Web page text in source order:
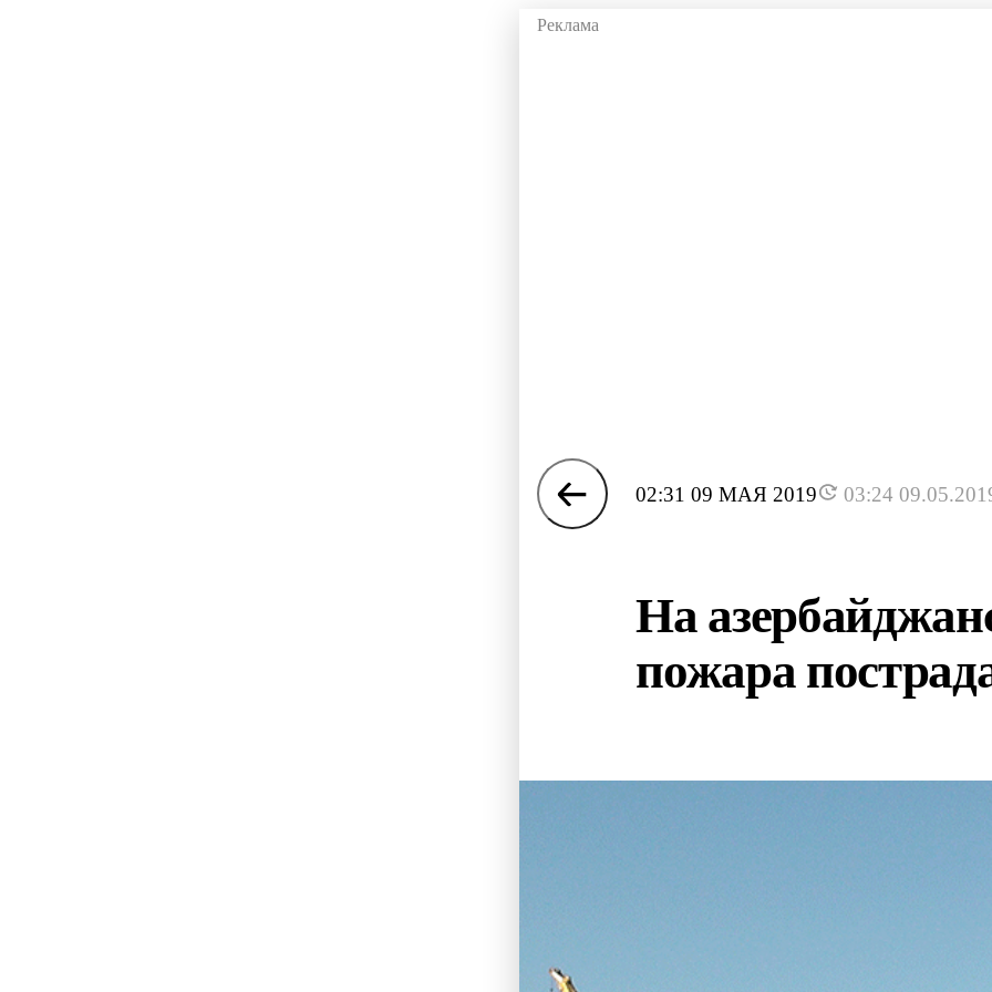
02:31 09 МАЯ 2019 03:24
На
пожара